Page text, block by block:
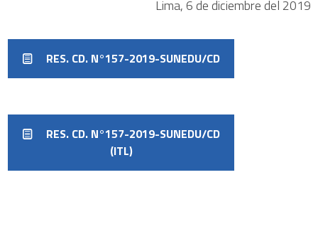
Lima, 6 de diciembre del 2019
RES. CD. N°157-2019-SUNEDU/CD
RES. CD. N°157-2019-SUNEDU/CD
(ITL)